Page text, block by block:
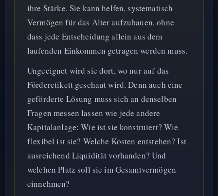
ihre Stärke. Sie kann helfen, systematisch
Vermögen für das Alter aufzubauen, ohne
dass jede Entscheidung allein aus dem
laufenden Einkommen getragen werden muss.
Ungeeignet wird sie dort, wo nur auf das
Förderetikett geschaut wird. Denn auch eine
geförderte Lösung muss sich an denselben
Fragen messen lassen wie jede andere
Kapitalanlage: Wie ist sie konstruiert? Wie
flexibel ist sie? Welche Kosten entstehen? Ist
ausreichend Liquidität vorhanden? Und
welchen Platz soll sie im Gesamtvermögen
einnehmen?